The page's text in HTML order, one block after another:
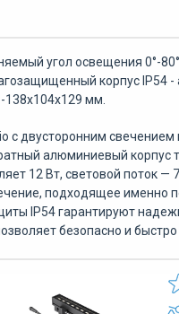
угол освещения 0°-
корпус IP54
мм.
с двусторонним
алюминиевый корпус
12 Вт, световой поток —
подходящее именно
IP54 гарантируют
безопасно и